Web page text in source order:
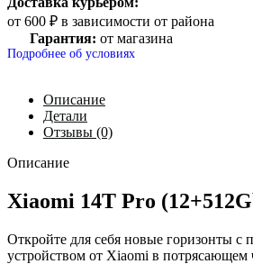
от 600 ₽ в зависимости от района
Гарантия: от магазина
Подробнее об условиях
Описание
Детали
Отзывы (0)
Описание
Xiaomi 14Т Pro
Откройте для себя новые горизонты с
устройством от Xiaomi в потрясающем